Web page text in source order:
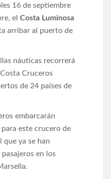
16 de septiembre
el Costa Luminosa
arribar al puerto de
náuticas recorrerá
Cruceros
de 24 países de
embarcarán
para este crucero de
que ya se han
en los